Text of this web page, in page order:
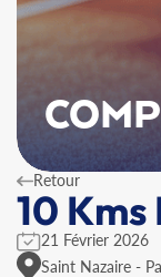
Retour
10
21 Février 2026
Saint Nazaire -